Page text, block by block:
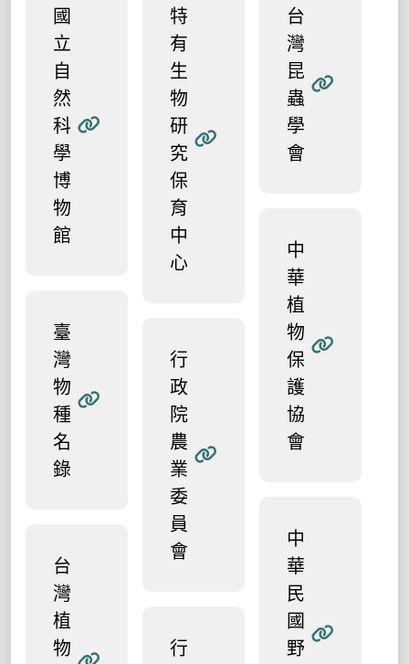
國
立
自
然
科
學
博
物
館
臺
灣
物
種
名
錄
台
灣
植
物
特
有
生
物
研
究
保
育
中
心
行
政
院
農
業
委
員
會
行
台
灣
昆
蟲
學
會
中
華
植
物
保
護
協
會
中
華
民
國
野